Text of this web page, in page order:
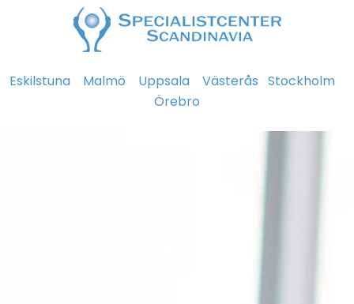
Eskilstuna Malmö Uppsala Västerås Stockholm
Örebro